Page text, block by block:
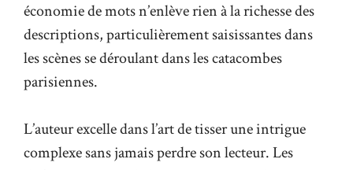
économie de mots n’enlève rien à la richesse des
descriptions, particulièrement saisissantes dans
les scènes se déroulant dansles catacombes
parisiennes.
L’auteur excelle dans l’art de tisser une intrigue
complexe sans jamais perdre son lecteur. Les